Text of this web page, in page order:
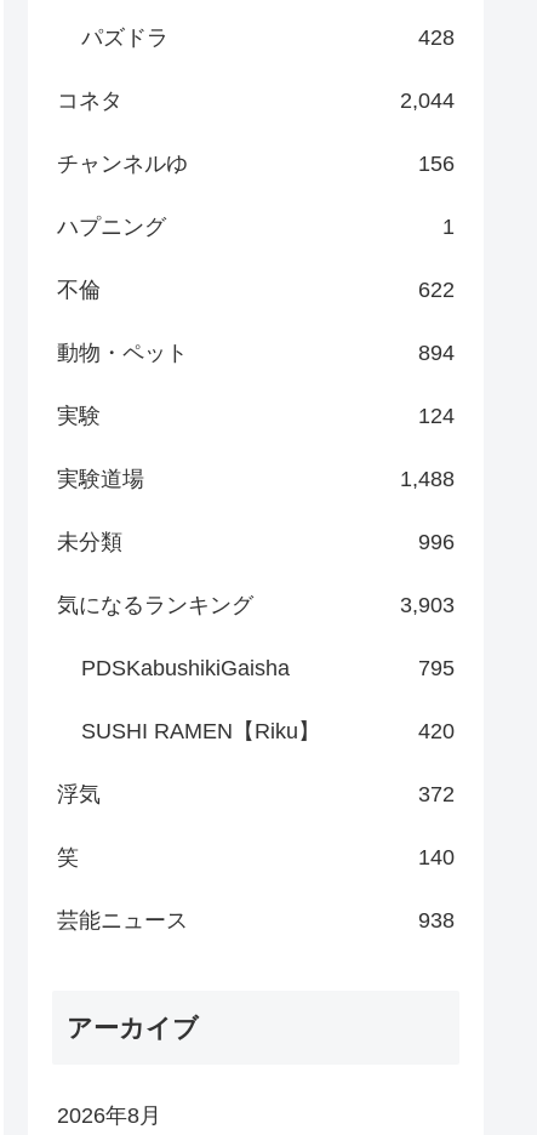
パズドラ 428
コネタ 2,044
チャンネルゆ 156
ハプニング 1
不倫 622
動物・ペット 894
実験 124
実験道場 1,488
未分類 996
気になるランキング 3,903
PDSKabushikiGaisha 795
SUSHI RAMEN【Riku】 420
浮気 372
笑 140
芸能ニュース 938
アーカイブ
2026年8月